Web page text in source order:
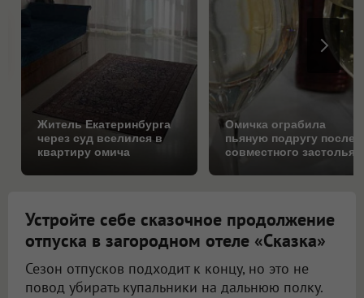
Житель Екатеринбурга
через суд вселился в
квартиру омича
Омичка ограбила
пьяную подругу после
совместного застолья
Устройте себе сказочное продолжение
отпуска в загородном отеле «Сказка»
Сезон отпусков подходит к концу, но это не
повод убирать купальники на дальнюю полку.